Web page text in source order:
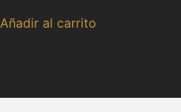
Añadir al carrito